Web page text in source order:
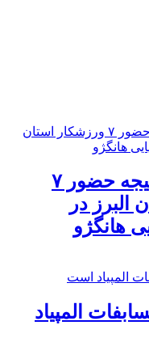
۲ مدال برنز نتیجه حضور ۷
البرز در
هانگژو
المپیاد